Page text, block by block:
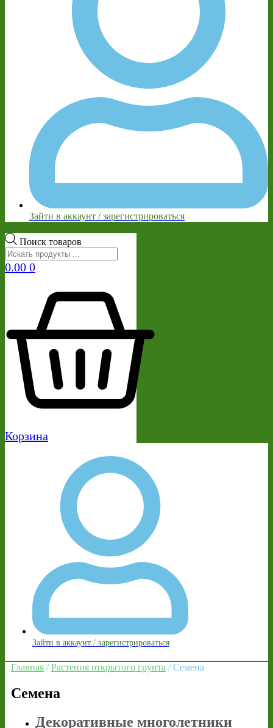
Зайти в аккаунт / зарегистрироваться
Поиск товаров
0.00 0
Корзина
Зайти в аккаунт / зарегистрироваться
Главная /Растения открытого грунта / Семена
Семена
Декоративные многолетники